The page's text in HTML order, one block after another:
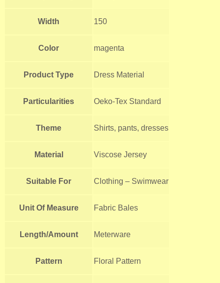
Width 150
Color magenta
Product Type Dress Material
Particularities Oeko-Tex Standard
Theme Shirts, pants, dresses
Material Viscose Jersey
Suitable For Clothing – Swimwear
Unit Of Measure Fabric Bales
Length/Amount Meterware
Pattern Floral Pattern